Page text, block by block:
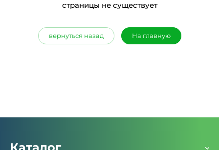
страницы не существует
вернуться назад На главную